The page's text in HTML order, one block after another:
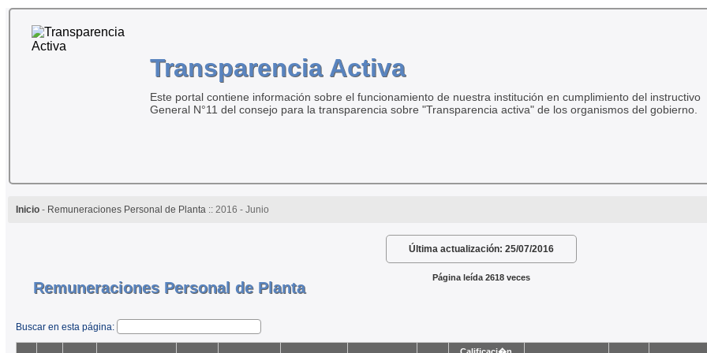
Transparencia Activa
Este portal contiene información sobre el funcionamiento de nuestra institución en cumplimiento del instructivo
General N°11 del consejo para la transparencia sobre "Transparencia activa" de los organismos del gobierno.
Inicio - Remuneraciones Personal de Planta :: 2016 - Junio
Última actualización: 25/07/2016
Página leída 2618 veces
Remuneraciones Personal de Planta
Buscar en esta página: